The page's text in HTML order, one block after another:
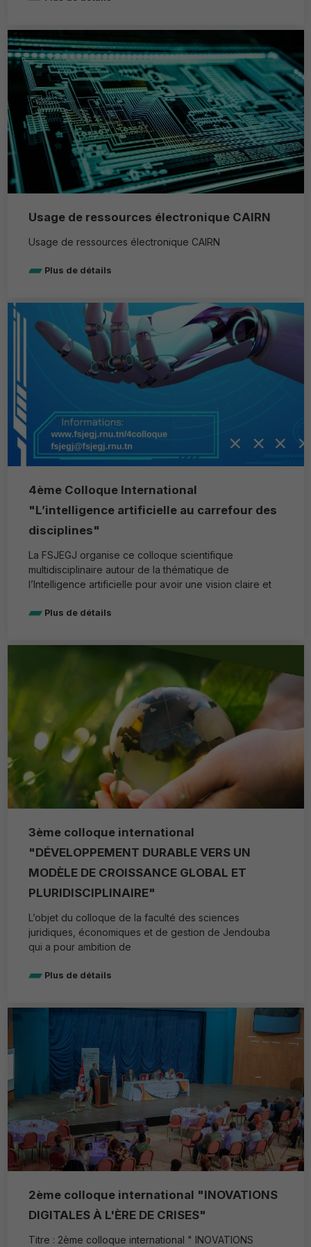
Usage de ressources électronique CAIRN
Usage de ressources électronique CAIRN
Plus de détails
4ème Colloque International
"L’intelligence artificielle au carrefour des
disciplines"
La FSJEGJ organise ce colloque scientifique
multidisciplinaire autour de la thématique de
l’Intelligence artificielle pour avoir une vision claire et
Plus de détails
3ème colloque international
"DÉVELOPPEMENT DURABLE VERS UN
MODÈLE DE CROISSANCE GLOBAL ET
PLURIDISCIPLINAIRE"
L’objet du colloque de la faculté des sciences
juridiques, économiques et de gestion de Jendouba
qui a pour ambition de
Plus de détails
2ème colloque international "INOVATIONS
DIGITALES À L'ÈRE DE CRISES"
Titre : 2ème colloque international " INOVATIONS